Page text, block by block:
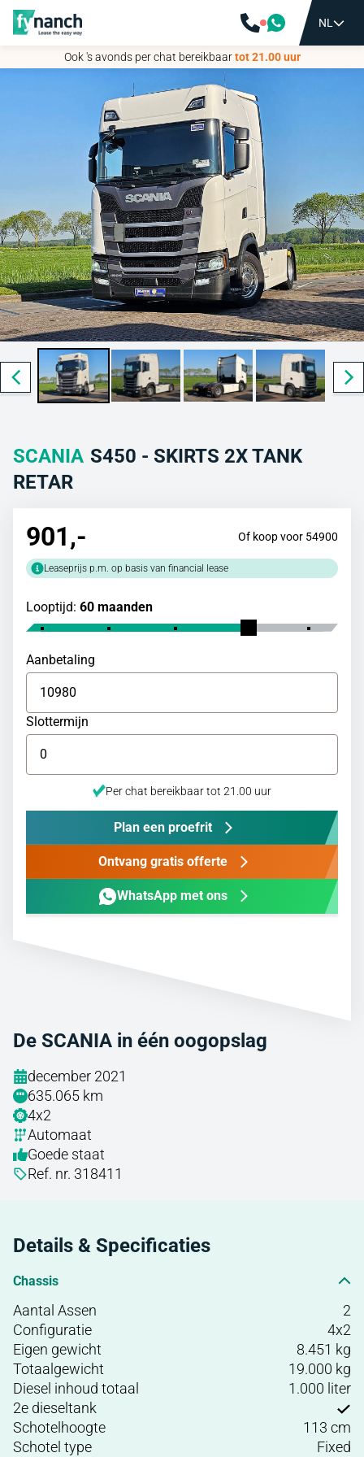
NL
Ook 's avonds per chat bereikbaartot 21.00 uur
NL
Ook 's avonds per chat bereikbaartot 21.00 uur
SCANIA S450 - SKIRTS 2X TANK
RETAR
De SCANIA in één oogopslag
december 2021
635.065 km
4x2
Automaat
Goede staat
Ref. nr. 318411
Details & Specificaties
Chassis
Aantal Assen
2
Configuratie
4x2
Eigen gewicht
8.451 kg
Totaalgewicht
19.000 kg
Diesel inhoud totaal
1.000 liter
2e dieseltank
Schotelhoogte
113 cm
Schotel type
Fixed
901,- Of koop voor 54900
Leaseprijs p.m. op basis van financial lease
Looptijd: 60 maanden
Aanbetaling
Slottermijn
Per chat bereikbaar tot 21.00 uur
Plan een proefrit
Ontvang gratis offerte
WhatsApp met ons